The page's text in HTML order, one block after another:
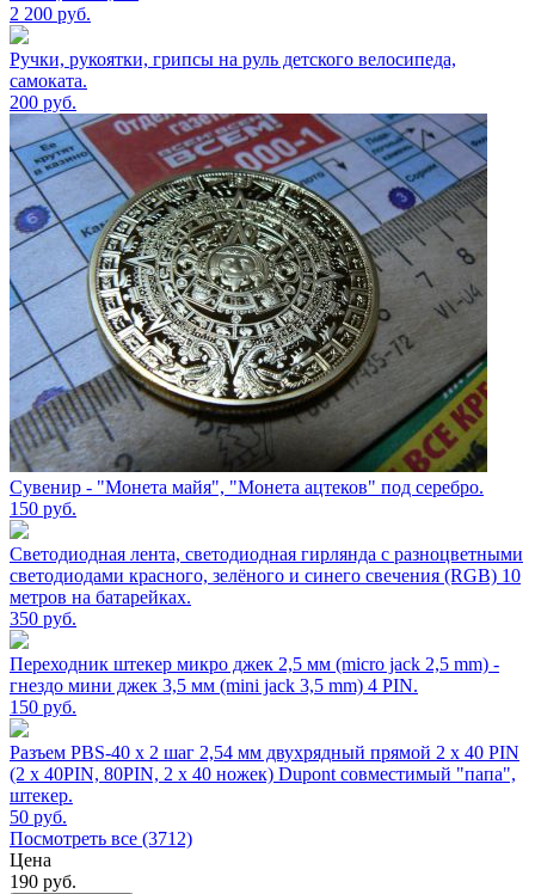
2 200 руб.
Ручки, рукоятки, грипсы на руль детского велосипеда,
самоката.
200 руб.
Сувенир - "Монета майя", "Монета ацтеков" под серебро.
150 руб.
Светодиодная лента, светодиодная гирлянда с разноцветными
светодиодами красного, зелёного и синего свечения (RGB) 10
метров на батарейках.
350 руб.
Переходник штекер микро джек 2,5 мм (micro jack 2,5 mm) -
гнездо мини джек 3,5 мм (mini jack 3,5 mm) 4 PIN.
150 руб.
Разъем PBS-40 х 2 шаг 2,54 мм двухрядный прямой 2 х 40 PIN
(2 х 40PIN, 80PIN, 2 х 40 ножек) Dupont совместимый "папа",
штекер.
50 руб.
Посмотреть все (3712)
Цена
190 руб.